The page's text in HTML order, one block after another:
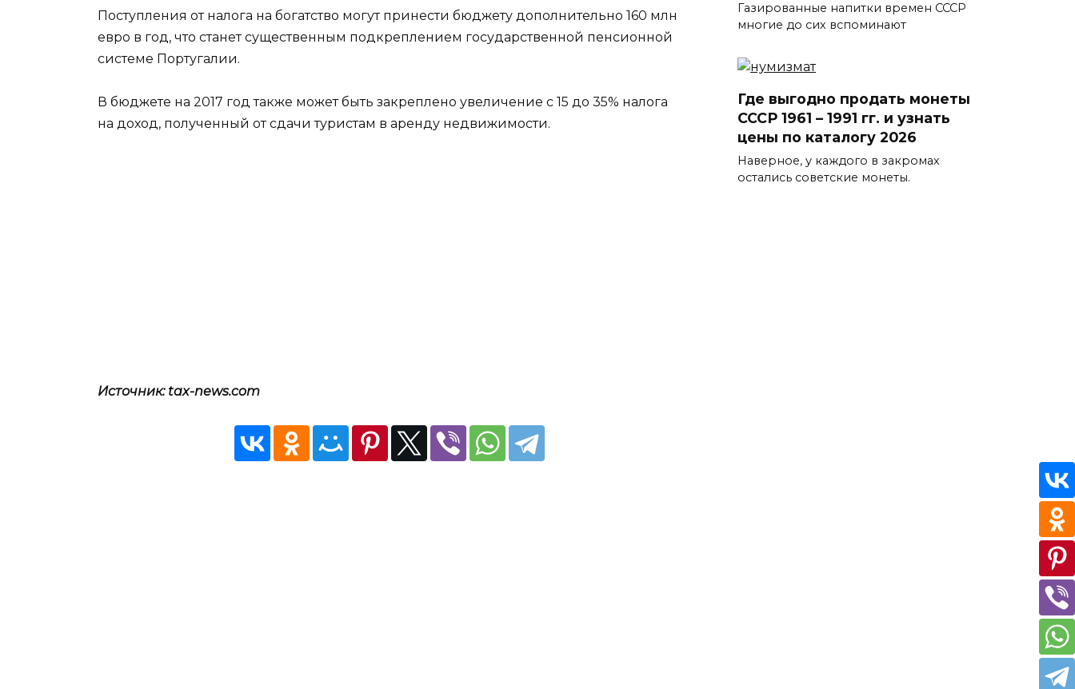
Поступления от налога на богатство могут принести бюджету дополнительно 160 млн
евро в год, что станет существенным подкреплением государственной пенсионной
системе Португалии.
В бюджете на 2017 год также может быть закреплено увеличение с 15 до 35% налога
на доход, полученный от сдачи туристам в аренду недвижимости.
Источник: tax-news.com
Газированные напитки времен СССР
многие до сих вспоминают
Где выгодно продать монеты
СССР 1961 – 1991 гг. и узнать
цены по каталогу 2026
Наверное, у каждого в закромах
остались советские монеты.